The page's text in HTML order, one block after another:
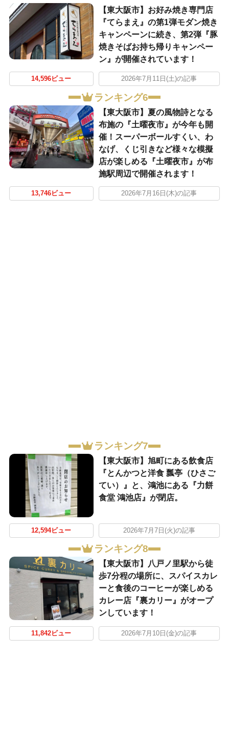
【東大阪市】お好み焼き専門店
『てらまえ』の第1弾モダン焼き
キャンペーンに続き、第2弾『豚
焼きそばお持ち帰りキャンペー
ン』が開催されています！
14,596ビュー 2026年7月11日(土)の記事
ランキング6
【東大阪市】夏の風物詩となる
布施の『土曜夜市』が今年も開
催！スーパーボールすくい、わ
なげ、くじ引きなど様々な模擬
店が楽しめる『土曜夜市』が布
施駅周辺で開催されます！
13,746ビュー 2026年7月16日(木)の記事
ランキング7
【東大阪市】旭町にある飲食店
『とんかつと洋食 瓢亭（ひさご
てい）』と、鴻池にある『力餅
食堂 鴻池店』が閉店。
12,594ビュー 2026年7月7日(火)の記事
ランキング8
【東大阪市】八戸ノ里駅から徒
歩7分程の場所に、スパイスカレ
ーと食後のコーヒーが楽しめる
カレー店『裏カリー』がオープ
ンしています！
11,842ビュー 2026年7月10日(金)の記事